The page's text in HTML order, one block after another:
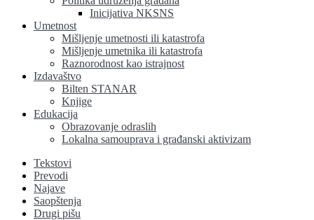
Inicijativa NKSNS
Umetnost
Mišljenje umetnosti ili katastrofa
Mišljenje umetnika ili katastrofa
Raznorodnost kao istrajnost
Izdavaštvo
Bilten STANAR
Knjige
Edukacija
Obrazovanje odraslih
Lokalna samouprava i građanski aktivizam
Tekstovi
Prevodi
Najave
Saopštenja
Drugi pišu